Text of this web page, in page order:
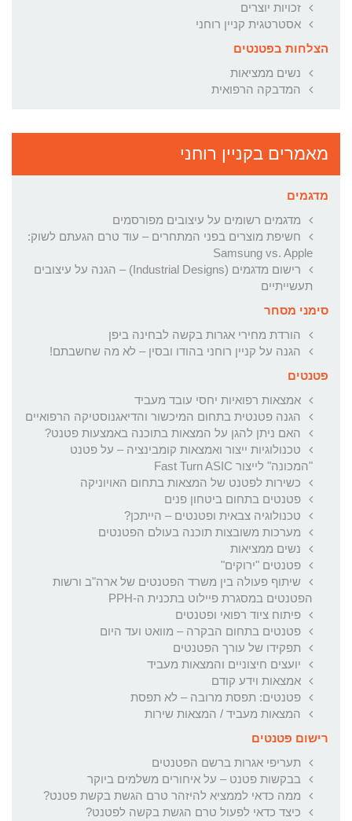
זכויות יוצרים
אסטרטגית קניין רוחני
הצלחות בפטנטים
נשים ממציאות
המדבקה הרפואית
מאמרים בקניין רוחני
מדגמים
מדגמים רשומים על עיצובים מפורסמים
חשיפת מוצרים בפני המתחרים – עוד טרם הגעתם לשוק:
Samsung vs. Apple
רישום מדגמים (Industrial Designs) – הגנה על עיצובים
תעשייתיים
סימני מסחר
הורדת מחירי אגרות בקשה לבחינה ביפן
הגנה על קניין רוחני בהודו ובסין – לא מה שחשבתם!
פטנטים
אמצאות רפואיות יחסי עובד מעביד
הגנה פטנטית בתחום המיכשור והדיאגנוסטיקה הרפואיים
האם ניתן להגן על המצאות בתוכנה באמצעות פטנט?
טכנולוגיות ייצור ואמצאות קומבינציה – על פטנט
"המכונה" לייצור Fast Turn ASIC
כשירות לפטנט של המצאות בתחום האויוניקה
פטנטים בתחום ביטחון פנים
טכנולוגיה צבאית ופטנטים – הייתכן?
מערכות משובצות תוכנה בעולם הפטנטים
נשים ממציאות
פטנטים "ירוקים"
שיתוף פעולה בין משרד הפטנטים של ארה"ב ורשות
הפטנטים במסגרת פיילוט בתכנית ה-PPH
פיתוח ציוד רפואי ופטנטים
פטנטים בתחום הבקרה – מוואט ועד היום
תפקידו של עורך הפטנטים
יועצים חיצוניים והמצאות מעביד
אמצאות וידע קודם
פטנטים: תפסת מרובה – לא תפסת
המצאות מעביד / המצאות שירות
רישום פטנטים
תעריפי אגרות ברשם הפטנטים
בבקשות פטנט – על איחורים משלמים ביוקר
ממה כדאי לממציא להיזהר טרם הגשת בקשת פטנט?
כיצד כדאי לפעול טרם הגשת בקשה לפטנט?